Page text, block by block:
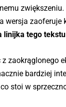
wersja
linijka tego tekstu
zaokrąglonego
bardziej
co stoi w